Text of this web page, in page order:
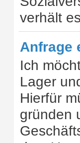
verhält
Anfrage
Ich
Lager
Hierfür
gründen